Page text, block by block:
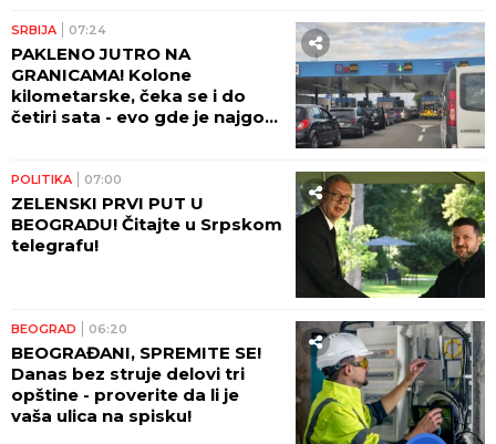
SRBIJA 07:24
PAKLENO JUTRO NA
GRANICAMA! Kolone
kilometarske, čeka se i do
četiri sata - evo gde je najgora
POLITIKA 07:00
ZELENSKI PRVI PUT U
BEOGRADU! Čitajte u Srpskom
telegrafu!
BEOGRAD 06:20
BEOGRAĐANI, SPREMITE SE!
Danas bez struje delovi tri
opštine - proverite da li je
vaša ulica na spisku!